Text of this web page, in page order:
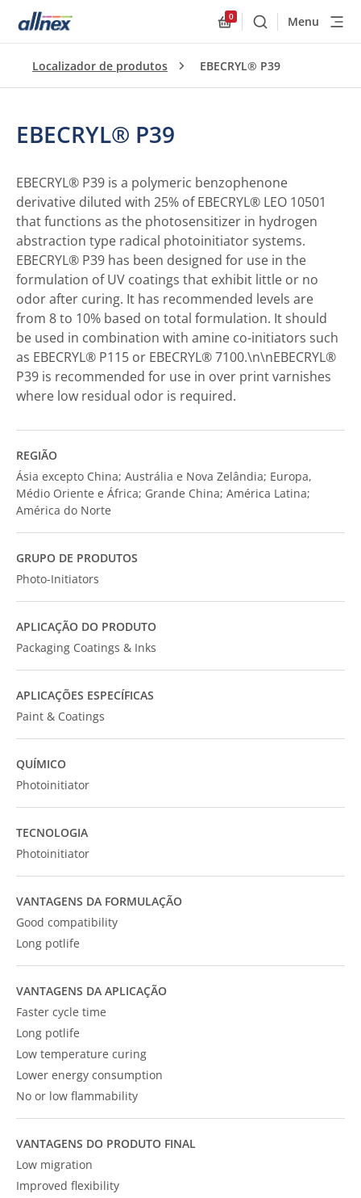
0
BuscarMenu
Localizador de produtos EBECRYL® P39
EBECRYL® P39
EBECRYL® P39 is a polymeric benzophenone
derivative diluted with 25% of EBECRYL® LEO 10501
that functions as the photosensitizer in hydrogen
abstraction type radical photoinitiator systems.
EBECRYL® P39 has been designed for use in the
formulation of UV coatings that exhibit little or no
odor after curing. It has recommended levels are
from 8 to 10% based on total formulation. It should
be used in combination with amine co-initiators such
as EBECRYL® P115 or EBECRYL® 7100.\n\nEBECRYL®
P39 is recommended for use in over print varnishes
where low residual odor is required.
REGIÃO
Ásia excepto China; Austrália e Nova Zelândia; Europa,
Médio Oriente e África; Grande China; América Latina;
América do Norte
GRUPO DE PRODUTOS
Photo-Initiators
APLICAÇÃO DO PRODUTO
Packaging Coatings & Inks
APLICAÇÕES ESPECÍFICAS
Paint & Coatings
QUÍMICO
Photoinitiator
TECNOLOGIA
Photoinitiator
VANTAGENS DA FORMULAÇÃO
Good compatibility
Long potlife
VANTAGENS DA APLICAÇÃO
Faster cycle time
Long potlife
Low temperature curing
Lower energy consumption
No or low flammability
VANTAGENS DO PRODUTO FINAL
Low migration
Improved flexibility